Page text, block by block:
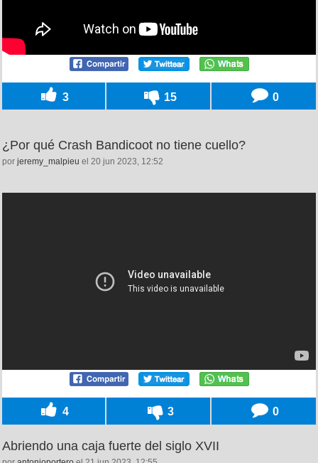
3 15 0
¿Por qué Crash Bandicoot no tiene cuello?
por jeremy_malpieu el 20 jun 2023, 12:52
4 3 0
Abriendo una caja fuerte del siglo XVII